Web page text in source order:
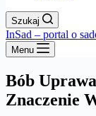
Szukaj
InSad – portal o
Menu
Bób
Znaczenie